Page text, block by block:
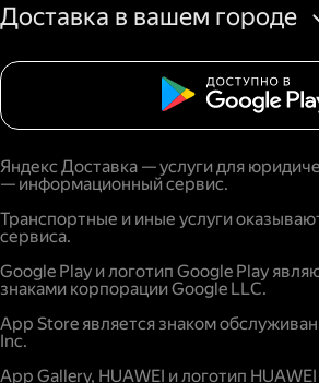
Доставка в вашем городе
Яндекс Доставка — услуги для
— информационный сервис.
Транспортные и иные услуги
сервиса.
Google Play и логотип Google Play
знаками корпорации Google LLC.
App Store является знаком
Inc.
App Gallery, HUAWEI и логотип